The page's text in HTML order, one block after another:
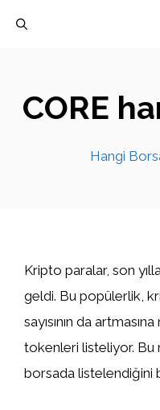
CORE
Hangi
Kripto paralar, son
geldi. Bu popülerlik,
sayısının da
tokenleri listeliyor. Bu
borsada listelendiğini